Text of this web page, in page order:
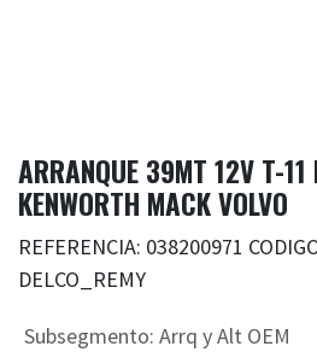
ARRANQUE 39MT 12V T-11
KENWORTH MACK VOLVO
REFERENCIA: 038200971
DELCO_REMY
Subsegmento: Arrq y Alt OEM